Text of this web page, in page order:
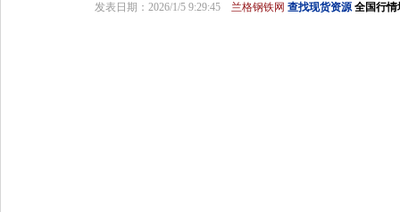
发表日期：2026/1/5 9:29:45 兰格钢铁网 查找现货资源 全国行情